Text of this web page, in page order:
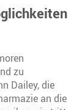
zu
Dailey, die
an die